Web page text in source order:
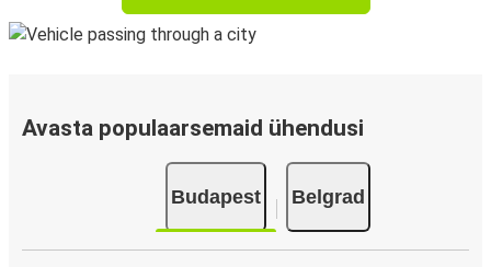
Avasta populaarsemaid ühendusi
Budapest Belgrad